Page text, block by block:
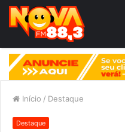
Início / Destaque
Destaque